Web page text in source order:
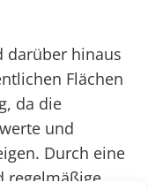
darüber hinaus
Flächen
da die
und
Durch eine
regelmäßige